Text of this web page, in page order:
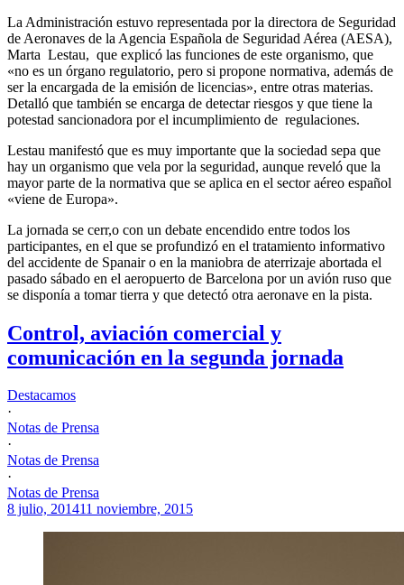
La Administración estuvo representada por la directora de Seguridad
de Aeronaves de la Agencia Española de Seguridad Aérea (AESA),
Marta Lestau, que explicó las funciones de este organismo, que
«no es un órgano regulatorio, pero si propone normativa, además de
ser la encargada de la emisión de licencias», entre otras materias.
Detalló que también se encarga de detectar riesgos y que tiene la
potestad sancionadora por el incumplimiento de regulaciones.
Lestau manifestó que es muy importante que la sociedad sepa que
hay un organismo que vela por la seguridad, aunque reveló que la
mayor parte de la normativa que se aplica en el sector aéreo español
«viene de Europa».
La jornada se cerr,o con un debate encendido entre todos los
participantes, en el que se profundizó en el tratamiento informativo
del accidente de Spanair o en la maniobra de aterrizaje abortada el
pasado sábado en el aeropuerto de Barcelona por un avión ruso que
se disponía a tomar tierra y que detectó otra aeronave en la pista.
Control, aviación comercial y
comunicación en la segunda jornada
Destacamos
·
Notas de Prensa
·
Notas de Prensa
·
Notas de Prensa
8 julio, 201411 noviembre, 2015